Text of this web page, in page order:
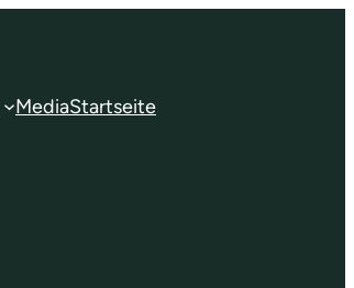
MediaStartseite